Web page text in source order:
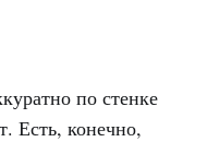
по стенке
Есть, конечно,